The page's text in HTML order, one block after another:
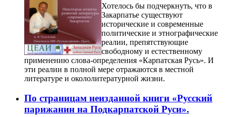
Хотелось бы подчеркнуть, что в
Закарпатье существуют
исторические и современные
политические и этнографические
реалии, препятствующие
свободному и естественному
применению слова-определения «Карпатская Русь». И
эти реалии в полной мере отражаются в местной
литературе и окололитературной жизни.
По страницам неизданной книги «Русский
парижанин на Подкарпатской Руси».